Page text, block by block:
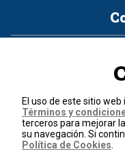
©
Todos
El uso de este sitio
Términos y
terceros para mejorar
su navegación. Si
Política de Cookies